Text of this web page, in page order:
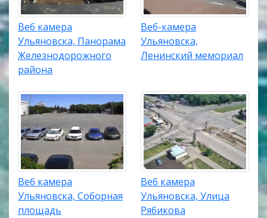
Веб камера
Ульяновска, Панорама
Железнодорожного
района
Веб-камера
Ульяновска,
Ленинский мемориал
Веб камера
Ульяновска, Соборная
площадь
Веб камера
Ульяновска, Улица
Рябикова